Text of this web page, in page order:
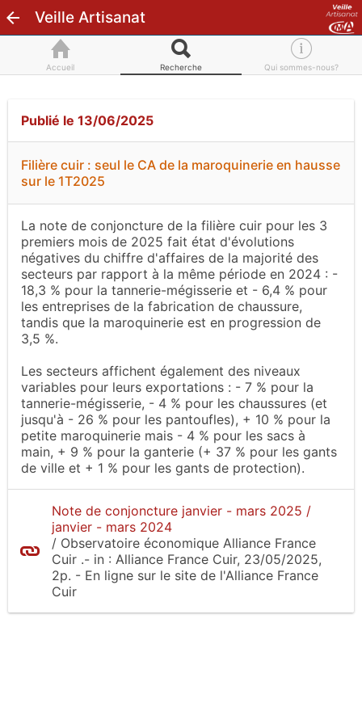
Veille Artisanat
Accueil Recherche Qui sommes-nous?
Publié le 13/06/2025
Filière cuir : seul le CA de la maroquinerie en hausse
sur le 1T2025
La note de conjoncture de la filière cuir pour les 3
premiers mois de 2025 fait état d'évolutions
négatives du chiffre d'affaires de la majorité des
secteurs par rapport à la même période en 2024 : -
18,3 % pour la tannerie-mégisserie et - 6,4 % pour
les entreprises de la fabrication de chaussure,
tandis que la maroquinerie est en progression de
3,5 %.
Les secteurs affichent également des niveaux
variables pour leurs exportations : - 7 % pour la
tannerie-mégisserie, - 4 % pour les chaussures (et
jusqu'à - 26 % pour les pantoufles), + 10 % pour la
petite maroquinerie mais - 4 % pour les sacs à
main, + 9 % pour la ganterie (+ 37 % pour les gants
de ville et + 1 % pour les gants de protection).
Note de conjoncture janvier - mars 2025 /
janvier - mars 2024
/ Observatoire économique Alliance France
Cuir .- in : Alliance France Cuir, 23/05/2025,
2p. - En ligne sur le site de l'Alliance France
Cuir